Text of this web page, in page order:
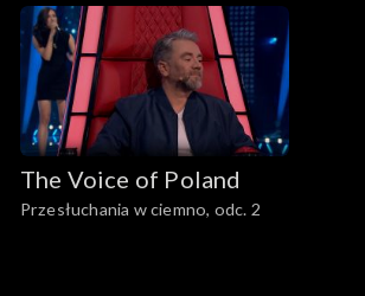
The Voice of Poland
Przesłuchania w ciemno, odc. 2